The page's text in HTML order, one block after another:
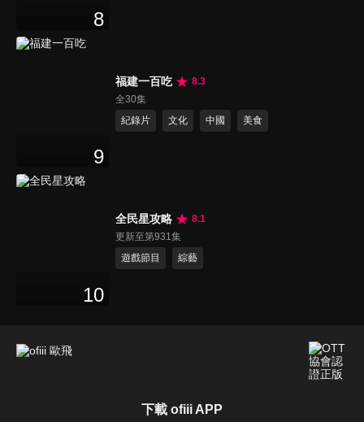
8
9
福建一百吃
8.3
全30集
紀錄片
文化 中國 美食
10
全民星攻略
8.1
更新至第931集
遊戲節目
綜藝
下載 ofiii APP